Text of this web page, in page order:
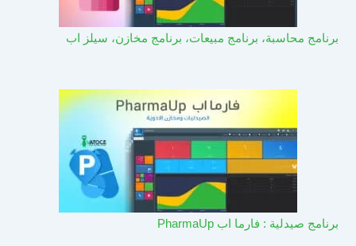
برنامج محاسبة، برنامج مبيعات، برنامج مخازن، سيلز اب
برنامج صيدلية : فارما اب PharmaUp​